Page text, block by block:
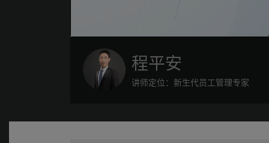
程平安
讲师定位：新生代员工管理专家